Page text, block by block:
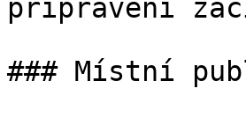
připraveni
### Místní